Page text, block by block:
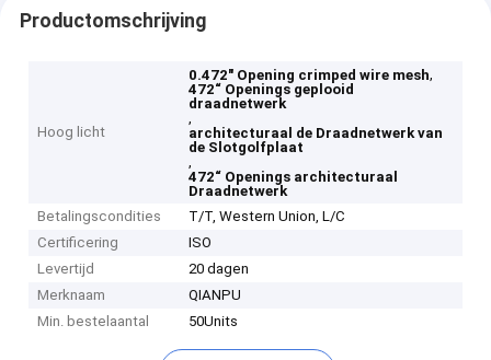
Productomschrijving
Hoog licht
0.472" Opening crimped wire mesh,
472“ Openings geplooid
draadnetwerk
,
architecturaal de Draadnetwerk van
de Slotgolfplaat
,
472“ Openings architecturaal
Draadnetwerk
Betalingscondities
T/T, Western Union, L/C
Certificering
ISO
Levertijd
20 dagen
Merknaam
QIANPU
Min. bestelaantal
50Units